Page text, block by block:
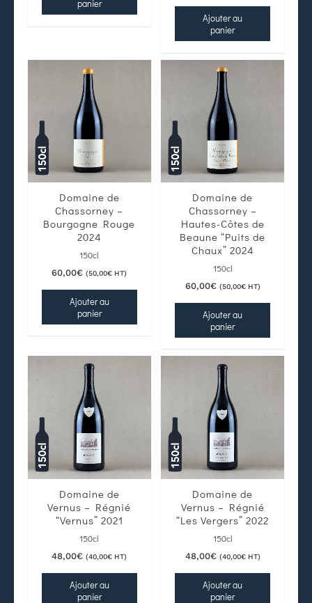
panier
Ajouter au
panier
Domaine de
Chassorney –
Bourgogne Rouge
2024
150cl
60,00€ (50,00€ HT)
Ajouter au
panier
Domaine de
Chassorney –
Hautes-Côtes de
Beaune “Puits de
Chaux” 2024
150cl
60,00€ (50,00€HT)
Ajouter au
panier
Domaine de
Vernus – Régnié
“Vernus” 2021
150cl
48,00€ (40,00€ HT)
Ajouter au
panier
Domaine de
Vernus – Régnié
“Les Vergers” 2022
150cl
48,00€ (40,00€HT)
Ajouter au
panier